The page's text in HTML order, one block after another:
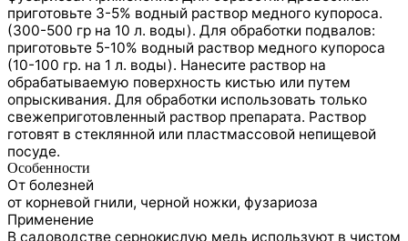
приготовьте 3-5% водный раствор медного купороса.
(300-500 гр на 10 л. воды). Для обработки подвалов:
приготовьте 5-10% водный раствор медного купороса
(10-100 гр. на 1 л. воды). Нанесите раствор на
обрабатываемую поверхность кистью или путем
опрыскивания. Для обработки использовать только
свежеприготовленный раствор препарата. Раствор
готовят в стеклянной или пластмассовой непищевой
посуде.
Особенности
От болезней
от корневой гнили, черной ножки, фузариоза
Применение
В садоводстве сернокислую медь используют в чистом